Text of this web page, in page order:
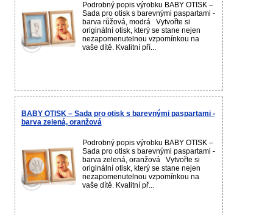
Podrobný popis výrobku BABY OTISK –
Sada pro otisk s barevnými paspartami -
barva růžová, modrá Vytvořte si
originální otisk, který se stane nejen
nezapomenutelnou vzpomínkou na
vaše dítě. Kvalitní pří...
BABY OTISK – Sada pro otisk s barevnými paspartami -
barva zelená, oranžová
Podrobný popis výrobku BABY OTISK –
Sada pro otisk s barevnými paspartami -
barva zelená, oranžová Vytvořte si
originální otisk, který se stane nejen
nezapomenutelnou vzpomínkou na
vaše dítě. Kvalitní př...